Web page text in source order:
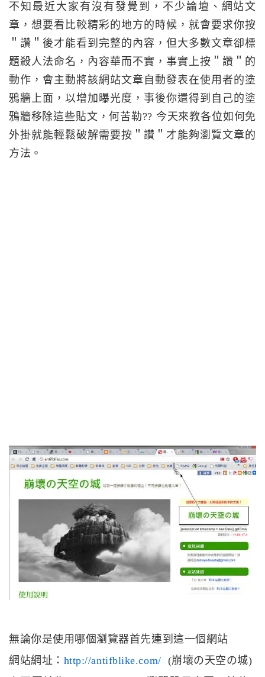
不知最近大家有沒有發覺到，不少論壇、網站文
章，想要看比較精彩的地方的時候，就會要求你按
＂讚＂後才能看到完整的內容，但大多數文章卻標
題殺人法命名，內容華而不實，事實上按＂讚＂的
動作，會主動將該網站文章自動發表在使用者的塗
鴉牆上面，以增加曝光度，事後你還得到自己的塗
鴉牆移除這些貼文，何苦勒?? 今天來教各位如何免
外掛就能輕鬆破解需要按＂讚＂才能夠瀏覽文章的
方法。
無論你是使用哪個瀏覽器首先連到這一個網站
網站網址： http://antifblike.com/ (崩壞の天空の城)